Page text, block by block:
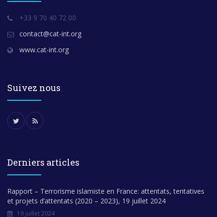
+33 9 70 40 72 00
contact@cat-int.org
www.cat-int.org
Suivez nous
Derniers articles
Rapport – Terrorisme islamiste en France: attentats, tentatives
et projets d’attentats (2020 – 2023), 19 juillet 2024
19 juillet 2024